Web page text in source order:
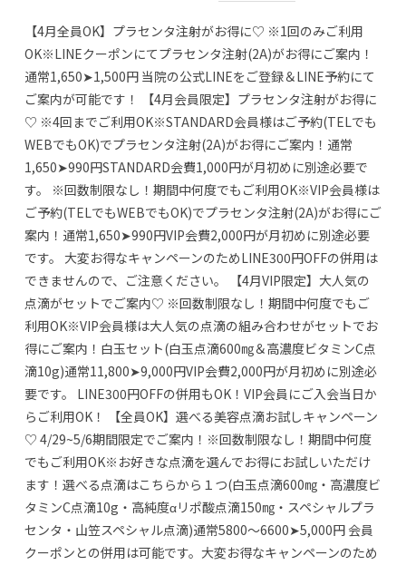
【4月全員OK】プラセンタ注射がお得に♡ ※1回のみご利用
OK※LINEクーポンにてプラセンタ注射(2A)がお得にご案内！
通常1,650➤1,500円 当院の公式LINEをご登録＆LINE予約にて
ご案内が可能です！ 【4月会員限定】プラセンタ注射がお得に
♡ ※4回までご利用OK※STANDARD会員様はご予約(TELでも
WEBでもOK)でプラセンタ注射(2A)がお得にご案内！通常
1,650➤990円STANDARD会費1,000円が月初めに別途必要で
す。 ※回数制限なし！期間中何度でもご利用OK※VIP会員様は
ご予約(TELでもWEBでもOK)でプラセンタ注射(2A)がお得にご
案内！通常1,650➤990円VIP会費2,000円が月初めに別途必要
です。 大変お得なキャンペーンのためLINE300円OFFの併用は
できませんので、ご注意ください。 【4月VIP限定】大人気の
点滴がセットでご案内♡ ※回数制限なし！期間中何度でもご
利用OK※VIP会員様は大人気の点滴の組み合わせがセットでお
得にご案内！白玉セット(白玉点滴600㎎＆高濃度ビタミンC点
滴10g)通常11,800➤9,000円VIP会費2,000円が月初めに別途必
要です。 LINE300円OFFの併用もOK！VIP会員にご入会当日か
らご利用OK！ 【全員OK】選べる美容点滴お試しキャンペーン
♡ 4/29~5/6期間限定でご案内！※回数制限なし！期間中何度
でもご利用OK※お好きな点滴を選んでお得にお試しいただけ
ます！選べる点滴はこちらから１つ(白玉点滴600㎎・高濃度ビ
タミンC点滴10g・高純度αリポ酸点滴150㎎・スペシャルプラ
センタ・山笠スペシャル点滴)通常5800～6600➤5,000円 会員
クーポンとの併用は可能です。大変お得なキャンペーンのため